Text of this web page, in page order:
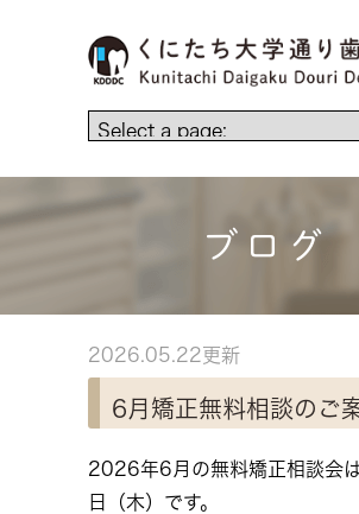
ブログ
2026.05.22更新
6月矯正無料相談のご
2026年6月の無料矯正相談会
日（木）です。